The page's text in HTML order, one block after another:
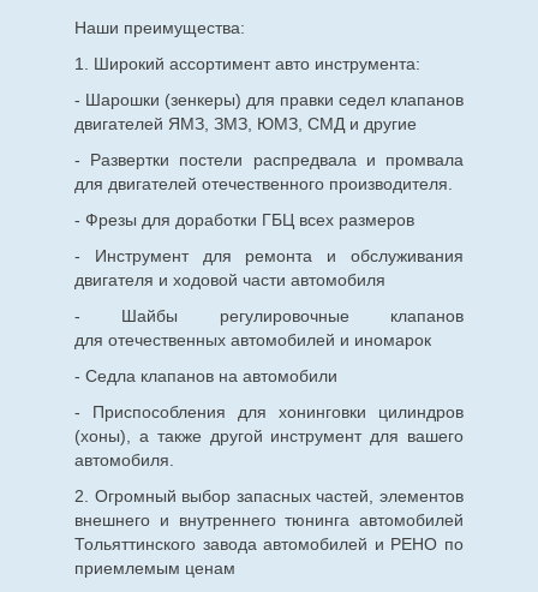
Наши преимущества:
1. Широкий ассортимент авто инструмента:
- Шарошки (зенкеры) для правки седел клапанов
двигателей ЯМЗ, ЗМЗ, ЮМЗ, СМД и другие
- Развертки постели распредвала и промвала
для двигателей отечественного производителя.
- Фрезы для доработки ГБЦ всех размеров
- Инструмент для ремонта и обслуживания
двигателя и ходовой части автомобиля
- Шайбы регулировочные клапанов
для отечественныхавтомобилей и иномарок
- Седла клапанов на автомобили
- Приспособления для хонинговки цилиндров
(хоны), а также другой инструмент для вашего
автомобиля.
2. Огромный выбор запасных частей, элементов
внешнего и внутреннего тюнинга автомобилей
Тольяттинского завода автомобилей и РЕНО по
приемлемым ценам